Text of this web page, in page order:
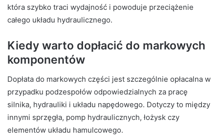
która szybko traci wydajność i powoduje przeciążenie
całego układu hydraulicznego.
Kiedy warto dopłacić do markowych
komponentów
Dopłata do markowych części jest szczególnie opłacalna w
przypadku podzespołów odpowiedzialnych za pracę
silnika, hydrauliki i układu napędowego. Dotyczy to między
innymi sprzęgła, pomp hydraulicznych, łożysk czy
elementów układu hamulcowego.